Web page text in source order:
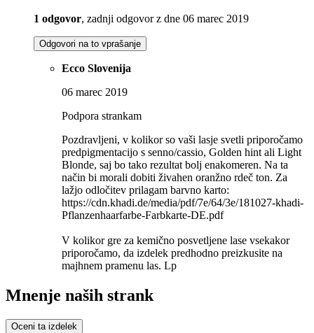
1 odgovor, zadnji odgovor z dne 06 marec 2019
Odgovori na to vprašanje
Ecco Slovenija
06 marec 2019
Podpora strankam
Pozdravljeni, v kolikor so vaši lasje svetli priporočamo
predpigmentacijo s senno/cassio, Golden hint ali Light
Blonde, saj bo tako rezultat bolj enakomeren. Na ta
način bi morali dobiti živahen oranžno rdeč ton. Za
lažjo odločitev prilagam barvno karto:
https://cdn.khadi.de/media/pdf/7e/64/3e/181027-khadi-
Pflanzenhaarfarbe-Farbkarte-DE.pdf
V kolikor gre za kemično posvetljene lase vsekakor
priporočamo, da izdelek predhodno preizkusite na
majhnem pramenu las. Lp
Mnenje naših strank
Oceni ta izdelek